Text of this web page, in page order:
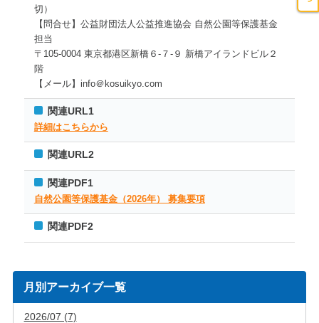
切）
【問合せ】公益財団法⼈公益推進協会 ⾃然公園等保護基⾦
担当
〒105-0004 東京都港区新橋６-７-９ 新橋アイランドビル２
階
【メール】info＠kosuikyo.com
関連URL1
詳細はこちらから
関連URL2
関連PDF1
⾃然公園等保護基⾦（2026年） 募集要項
関連PDF2
月別アーカイブ一覧
2026/07 (7)